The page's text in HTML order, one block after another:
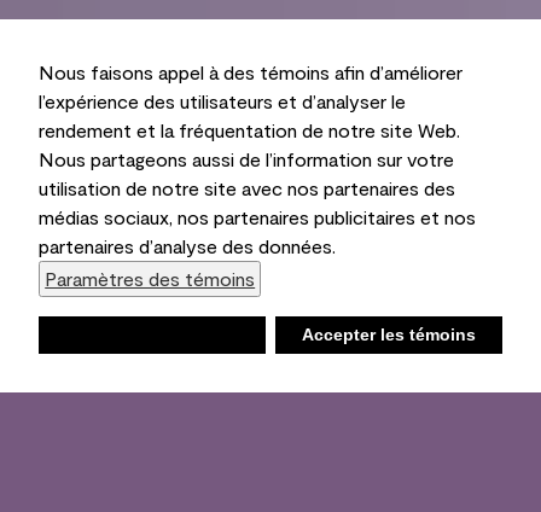
Nous faisons appel à des témoins afin d’améliorer
l’expérience des utilisateurs et d’analyser le
rendement et la fréquentation de notre site Web.
Nous partageons aussi de l’information sur votre
utilisation de notre site avec nos partenaires des
médias sociaux, nos partenaires publicitaires et nos
partenaires d’analyse des données.
Paramètres des témoins
Accepter les témoins
Liste d’achats